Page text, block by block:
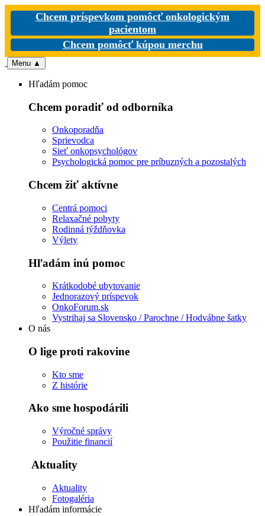
Chcem príspevkom pomôcť onkologickým
pacientom
Chcem pomôcť kúpou merchu
Menu ▲
Hľadám pomoc
Chcem poradiť od odborníka
Onkoporadňa
Sprievodca
Sieť onkopsychológov
Psychologická pomoc pre príbuzných a pozostalých
Chcem žiť aktívne
Centrá pomoci
Relaxačné pobyty
Rodinná týždňovka
Výlety
Hľadám inú pomoc
Krátkodobé ubytovanie
Jednorazový príspevok
OnkoForum.sk
Vystrihaj sa Slovensko / Parochne / Hodvábne šatky
O nás
O lige proti rakovine
Kto sme
Z histórie
Ako sme hospodárili
Výročné správy
Použitie financií
Aktuality
Aktuality
Fotogaléria
Hľadám informácie